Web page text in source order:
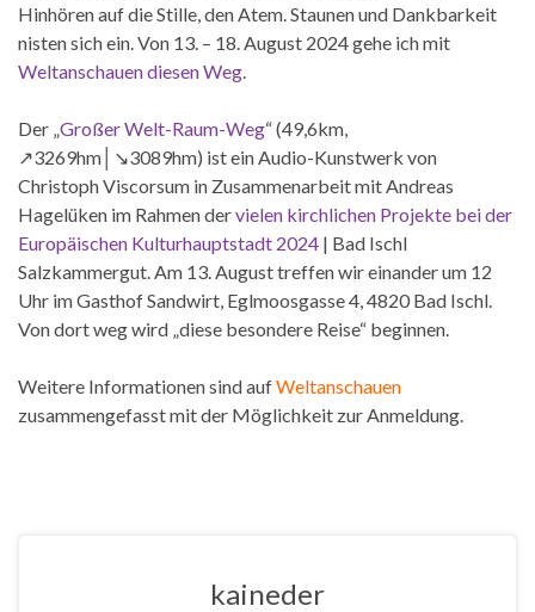
Hinhören auf die Stille, den Atem. Staunen und Dankbarkeit
nisten sich ein. Von 13. – 18. August 2024 gehe ich mit
Weltanschauen diesen Weg
Der „ Großer Welt-Raum-Weg“ (49,6km,
↗3269hm│↘3089hm) ist ein Audio-Kunstwerk von
Christoph Viscorsum in Zusammenarbeit mit Andreas
Hagelüken im Rahmen dervielen kirchlichen Projekte bei der
Europäischen Kulturhauptstadt 2024 | Bad Ischl
Salzkammergut. Am 13. August treffen wir einander um 12
Uhr im Gasthof Sandwirt, Eglmoosgasse 4, 4820 Bad Ischl.
Von dort weg wird „diese besondere Reise“ beginnen.
Weitere Informationen sind aufWeltanschauen
zusammengefasst mit der Möglichkeit zur Anmeldung.
kaineder